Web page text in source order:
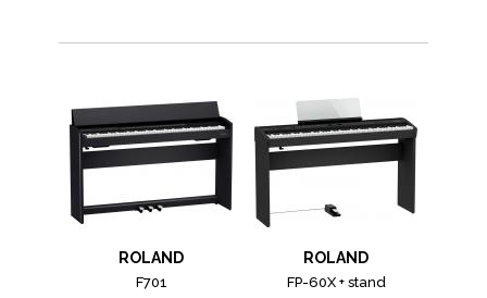
ROLAND
F701
ROLAND
FP-60X + stand